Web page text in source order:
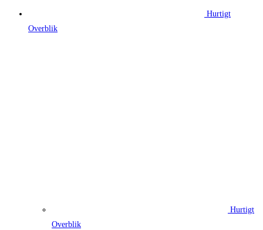
Hurtigt
Overblik
Hurtigt
Overblik